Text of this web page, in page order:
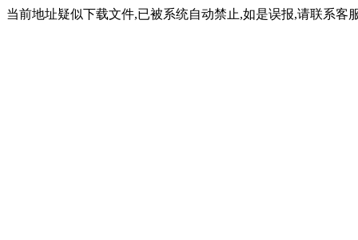
当前地址疑似下载文件,已被系统自动禁止,如是误报,请联系客